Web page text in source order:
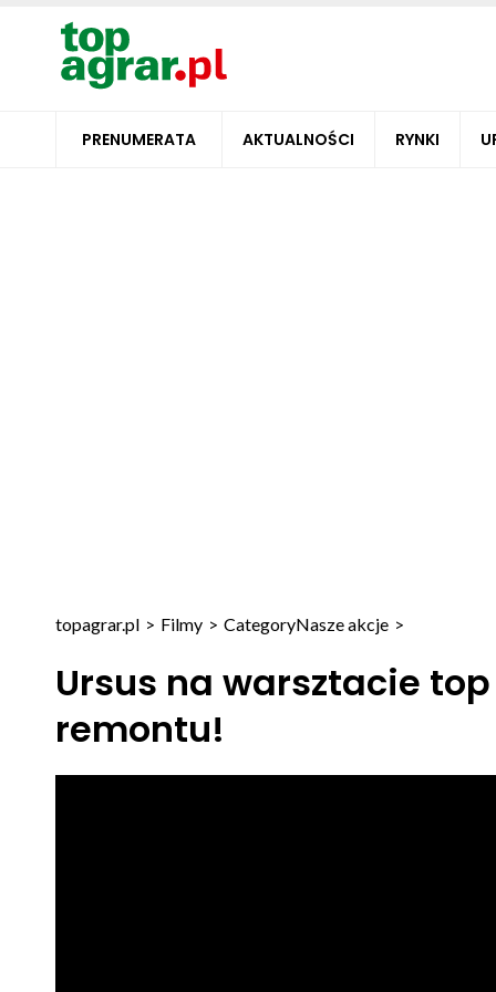
PRENUMERATA AKTUALNOŚCI RYNKI
topagrar.pl > Filmy > CategoryNasze akcje >
Ursus na warsztacie
remontu!